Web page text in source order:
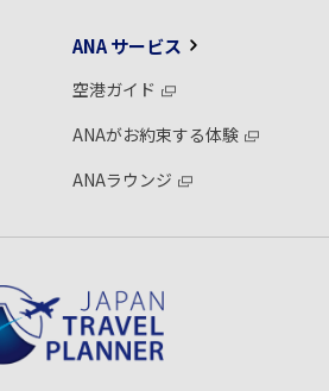
ANA サービス
空港ガイド
ANAがお約束する体験
ANAラウンジ